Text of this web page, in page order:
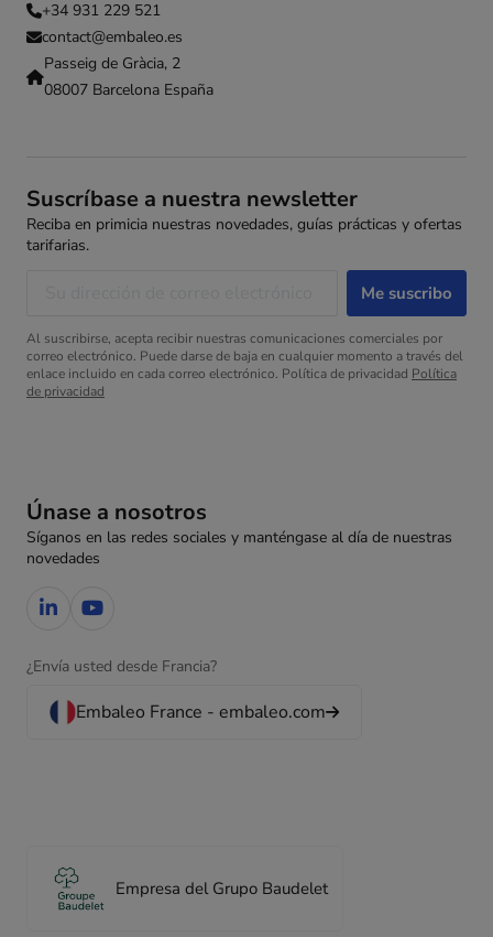
+34 931 229 521
contact@embaleo.es
Passeig de Gràcia, 2
08007 Barcelona España
Únase a nosotros
Síganos en las redes sociales y manténgase al día de nuestras
novedades
¿Envía usted desde Francia?
Embaleo France - embaleo.com
Empresa del Grupo Baudelet
Suscríbase a nuestra newsletter
Reciba en primicia nuestras novedades, guías prácticas y ofertas
tarifarias.
Al suscribirse, acepta recibir nuestras comunicaciones comerciales por
correo electrónico. Puede darse de baja en cualquier momento a través del
enlace incluido en cada correo electrónico. Política de privacidad Política
de privacidad